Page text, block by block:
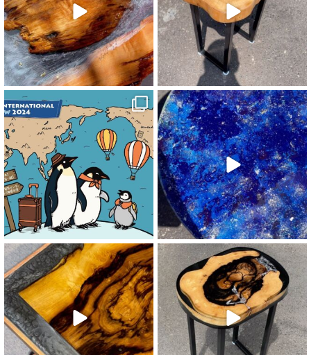
【イベント出店のお知らせ
】
今回、金井工房とコラボし
アートレジンコンソールが...
【商品入荷情報 】
黒柿一枚板レジンコンソール
入荷しました
...
【商品入荷情報 】
黒柿一枚板レジンコンソール
入荷しました
...